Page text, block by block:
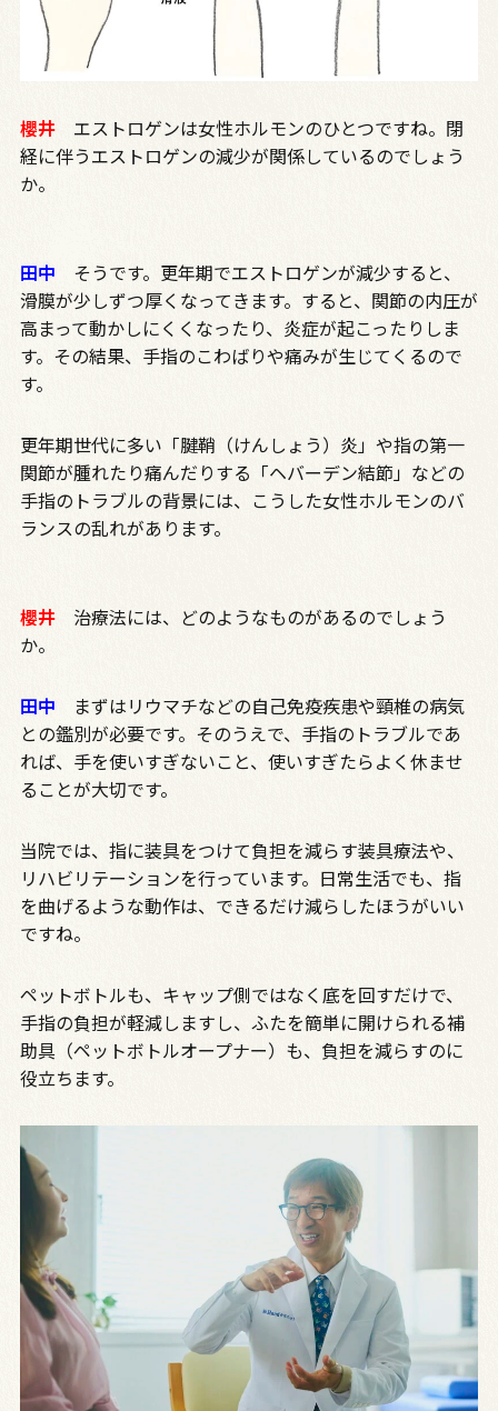
櫻井エストロゲンは女性ホルモンのひとつですね。閉
経に伴うエストロゲンの減少が関係しているのでしょう
か。
田中 そうです。更年期でエストロゲンが減少すると、
滑膜が少しずつ厚くなってきます。すると、関節の内圧が
高まって動かしにくくなったり、炎症が起こったりしま
す。その結果、手指のこわばりや痛みが生じてくるので
す。
更年期世代に多い「腱鞘（けんしょう）炎」や指の第一
関節が腫れたり痛んだりする「ヘバーデン結節」などの
手指のトラブルの背景には、こうした女性ホルモンのバ
ランスの乱れがあります。
櫻井治療法には、どのようなものがあるのでしょう
か。
田中 まずはリウマチなどの自己免疫疾患や頸椎の病気
との鑑別が必要です。そのうえで、手指のトラブルであ
れば、手を使いすぎないこと、使いすぎたらよく休ませ
ることが大切です。
当院では、指に装具をつけて負担を減らす装具療法や、
リハビリテーションを行っています。日常生活でも、指
を曲げるような動作は、できるだけ減らしたほうがいい
ですね。
ペットボトルも、キャップ側ではなく底を回すだけで、
手指の負担が軽減しますし、ふたを簡単に開けられる補
助具（ペットボトルオープナー）も、負担を減らすのに
役立ちます。